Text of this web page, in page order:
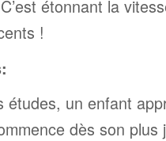
étonnant la
!
études, un enfant
dès son